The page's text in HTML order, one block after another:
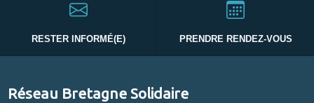
RESTER INFORMÉ(E) PRENDRE RENDEZ-VOUS
Réseau Bretagne Solidaire